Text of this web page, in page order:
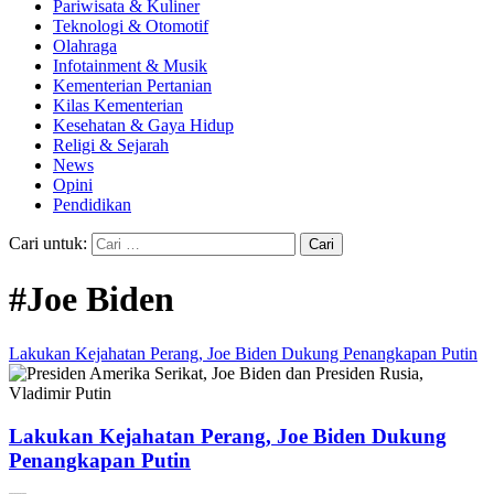
Pariwisata & Kuliner
Teknologi & Otomotif
Olahraga
Infotainment & Musik
Kementerian Pertanian
Kilas Kementerian
Kesehatan & Gaya Hidup
Religi & Sejarah
News
Opini
Pendidikan
Cari untuk:
#Joe Biden
Lakukan Kejahatan Perang, Joe Biden Dukung Penangkapan Putin
Lakukan Kejahatan Perang, Joe Biden Dukung
Penangkapan Putin